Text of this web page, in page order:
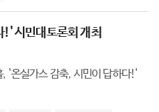
!' 시민대토론회 개최
'온실가스 감축, 시민이 답하다!'